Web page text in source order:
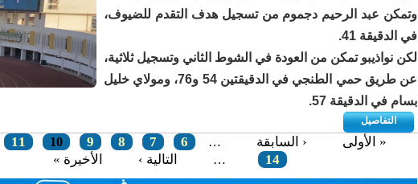
وتمكن عبد الرحيم دجموم من تسجيل هدف التقدم للضيوف،
في الدقيقة 41.
لكن نواذيبو تمكن من العودة في الشوط الثاني وتسجيل ثلاثية،
عن طريق حمي الطنجي في الدقيقتين 54 و76، ومولاي خليل
بسام في الدقيقة 57.
التفاصيل
الصفحات« الأولى ‹ السابقة …
6
7
8
9
10
11
14
… التالية › الأخيرة »